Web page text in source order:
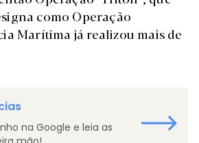
como Operação
Marítima já realizou mais de
na Google e leia as